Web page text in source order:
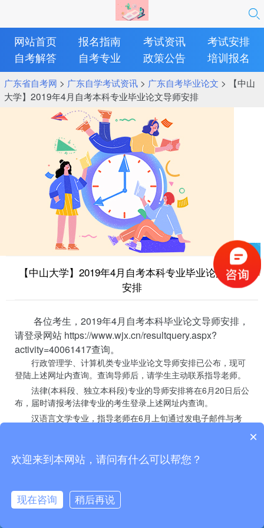
微信公众号 考生交流群 准考证打印
网站首页 报名指南 考试资讯
考试安排
自考解答
自考专业 政策公告 培训报名
广东省自考网 > 广东自学考试资讯> 广东自考毕业论文 > 【中山
大学】2019年4月自考本科专业毕业论文导师安排
【中山大学】2019年4月自考本科专业毕业论文导师
安排
各位考生，2019年4月自考本科毕业论文导师安排，
请登录网站 https://www.wjx.cn/resultquery.aspx?
activity=40061417查询。
行政管理学、计算机类专业毕业论文导师安排已公布，现可
登陆上述网址内查询。查询导师后，请学生主动联系指导老师。
法律(本科段、独立本科段)专业的导师安排将在6月20日后公
布，届时请报考法律专业的考生登录上述网址内查询。
汉语言文学专业，指导老师在6月上旬通过发电子邮件与考
作说明。
×
欢迎来到本网站，请问有什么可以帮您？
现在咨询 稍后再说